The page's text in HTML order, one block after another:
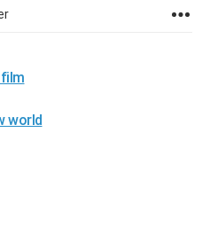
world